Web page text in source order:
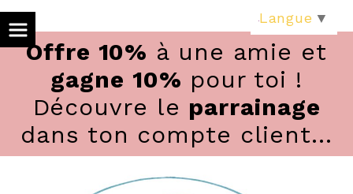
Offre 10% à une amie et
gagne 10% pour toi !
Découvre le parrainage
dans ton compte client...
Langue ▼